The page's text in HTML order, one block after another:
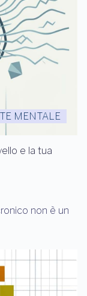
MENTALE
e la tua
non è un